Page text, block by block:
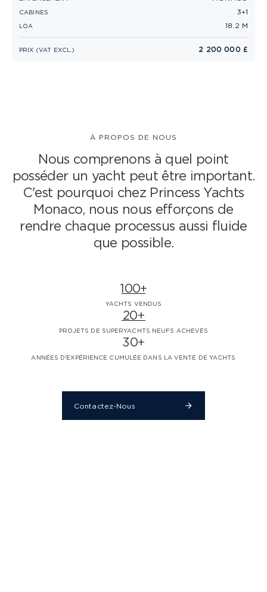
PRIX (VAT EXCL.) 2 200 000 £
CABINES 3+1
LOA 18.2 M
À PROPOS DE NOUS
Nous comprenons à quel point
posséder un yacht peut être important.
C'est pourquoi chez Princess Yachts
Monaco, nous nous efforçons de
rendre chaque processus aussi fluide
que possible.
100+
YACHTS VENDUS
20+
PROJETS DE SUPERYACHTS NEUFS ACHEVÉS
30+
ANNÉES D'EXPÉRIENCE CUMULÉE DANS LA VENTE DE YACHTS
Contactez-Nous